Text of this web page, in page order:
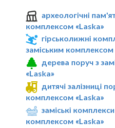
археологічні
комплексом «Laska»
гірськолижні
заміським комплексом
дерева поруч з
«Laska»
дитячі залізниці
комплексом «Laska»
заміські
комплексом «Laska»